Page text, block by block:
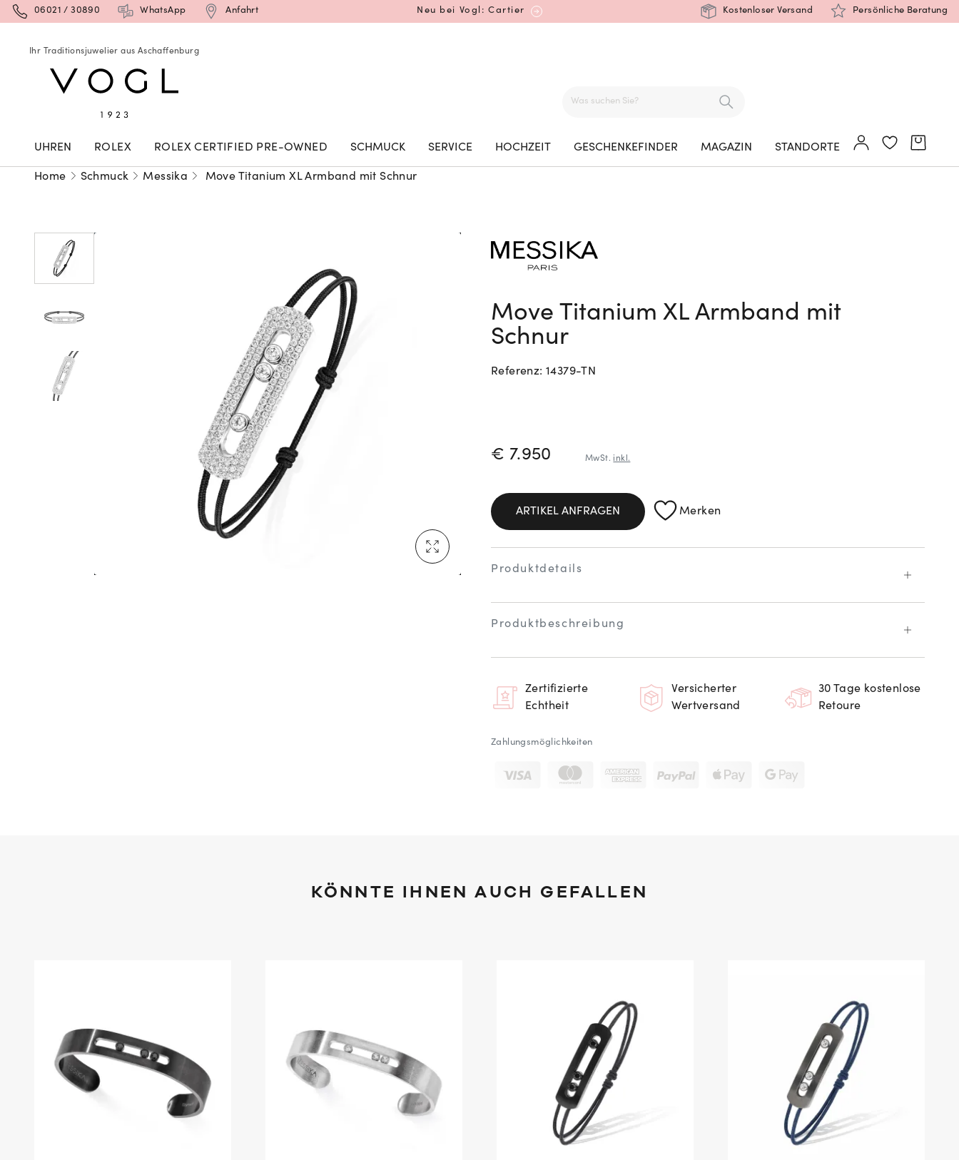
06021 / 30890 WhatsApp Anfahrt Neu bei Vogl: Cartier
Mehr erfahren: Ikonische Uhren von Cartier
Neu bei Vogl: Uhren von Grand Seiko
Mehr erfahren: Ikonische Uhren von Cartier
Rolex Certified Pre-Owned entdecken
Kostenloser Versand Persönliche Beratung
Ihr Traditionsjuwelier aus Aschaffenburg
UHREN ROLEX ROLEX CERTIFIED PRE-OWNED SCHMUCK SERVICE HOCHZEIT GESCHENKEFINDER MAGAZIN STANDORTE
Home Schmuck Messika Move Titanium XL Armband mit Schnur
Move Titanium XL Armband mit
Schnur
Referenz: 14379-TN
PREISINFORMATIONEN
€ 7.950 MwSt. inkl.
ARTIKEL ANFRAGEN Merken
Produktdetails
Produktbeschreibung
Zertifizierte
Echtheit
Versicherter
Wertversand
30 Tage kostenlose
Retoure
Zahlungsmöglichkeiten
KÖNNTE IHNEN AUCH GEFALLEN